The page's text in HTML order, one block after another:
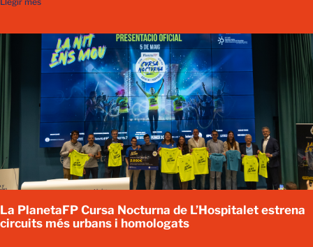
La PlanetaFP Cursa Nocturna de L’Hospitalet estrena
circuits més urbans i homologats